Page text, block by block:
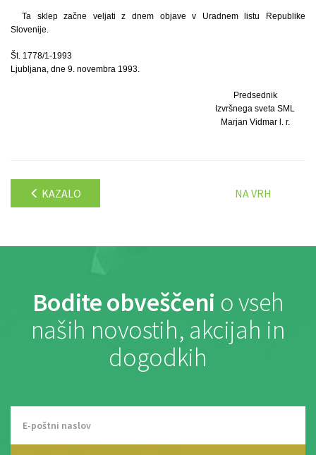
Ta sklep začne veljati z dnem objave v Uradnem listu Republike
Slovenije.
Št. 1778/1-1993
Ljubljana, dne 9. novembra 1993.
Predsednik
Izvršnega sveta SML
Marjan Vidmar l. r.
KAZALO NA VRH
Bodite obveščeni o vseh
naših novostih, akcijah in
dogodkih